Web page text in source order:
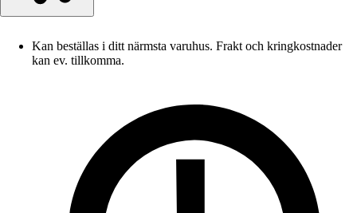
Kan beställas i ditt närmsta varuhus. Frakt och kringkostnader
kan ev. tillkomma.